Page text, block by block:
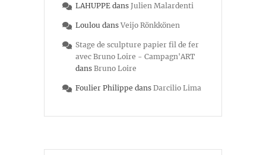
LAHUPPE dans Julien Malardenti
Loulou dans Veijo Rönkkönen
Stage de sculpture papier fil de fer
avec Bruno Loire - Campagn'ART
dans Bruno Loire
Foulier Philippe dans Darcilio Lima